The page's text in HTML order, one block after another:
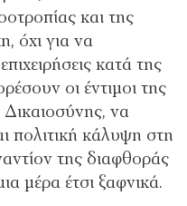
και της
όχι για να
κατά της
οι έντιμοι της
Δικαιοσύνης, να
πολιτική κάλυψη στη
της διαφθοράς
μέρα έτσι ξαφνικά.